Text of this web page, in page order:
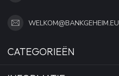
WELKOM@BANKGEHEIM.EU
CATEGORIEËN